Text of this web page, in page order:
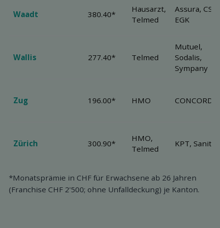
Waadt 380.40*
Hausarzt,
Telmed
Assura, CSS,
EGK
Wallis 277.40* Telmed
Mutuel,
Sodalis,
Sympany
Zug 196.00* HMO CONCORDIA
Zürich 300.90*
HMO,
Telmed
KPT, Sanitas
*Monatsprämie in CHF für Erwachsene ab 26 Jahren
(Franchise CHF 2'500; ohne Unfalldeckung) je Kanton.